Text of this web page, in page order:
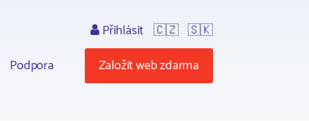
Podpora
Přihlásit 🇨🇿 🇸🇰
Založit web zdarma